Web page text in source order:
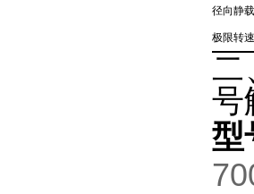
径向静
极限转
二
号
型